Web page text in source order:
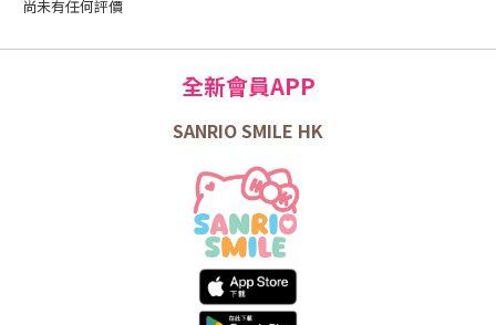
尚未有任何評價
全新會員APP
SANRIO SMILE HK